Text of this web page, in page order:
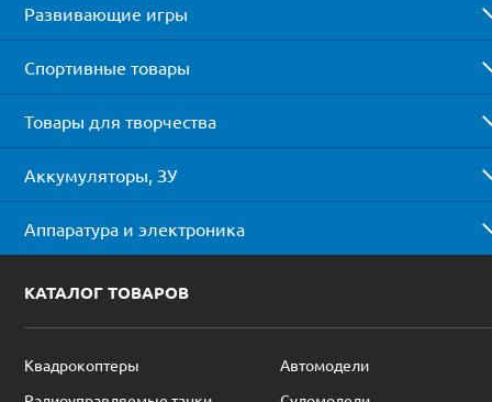
Развивающие игры
Спортивные товары
Товары для творчества
Аккумуляторы, ЗУ
Аппаратура и электроника
КАТАЛОГ ТОВАРОВ
Квадрокоптеры
Автомодели